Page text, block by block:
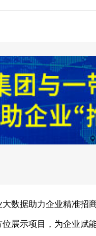
数据助力企业精准招
展示项目，为企业赋